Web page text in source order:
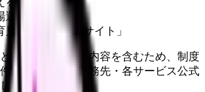
び
児休業制度特設サイト」
判断に影響する内容を含むため、制度
は公的機関・勤務先・各サービス公式
てください。